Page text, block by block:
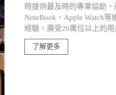
時提供最及時的專業協助，
NoteBook、Apple Watch
經驗，廣受20萬位以上的
了解更多